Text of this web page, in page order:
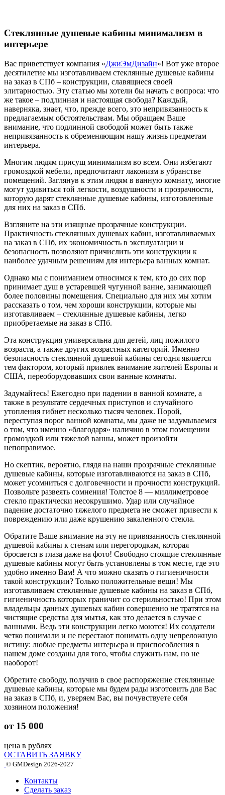
Стеклянные душевые кабины минимализм в
интерьере
Вас приветствует компания «ДжиЭмДизайн»! Вот уже второе
десятилетие мы изготавливаем стеклянные душевые кабины
на заказ в СПб – конструкции, славящиеся своей
элитарностью. Эту статью мы хотели бы начать с вопроса: что
же такое – подлинная и настоящая свобода? Каждый,
наверняка, знает, что, прежде всего, это непривязанность к
предлагаемым обстоятельствам. Мы обращаем Ваше
внимание, что подлинной свободой может быть также
непривязанность к обременяющим нашу жизнь предметам
интерьера.
Многим людям присущ минимализм во всем. Они избегают
громоздкой мебели, предпочитают лаконизм в убранстве
помещений. Заглянув к этим людям в ванную комнату, многие
могут удивиться той легкости, воздушности и прозрачности,
которую дарят стеклянные душевые кабины, изготовленные
для них на заказ в СПб.
Взгляните на эти изящные прозрачные конструкции.
Практичность стеклянных душевых кабин, изготавливаемых
на заказ в СПб, их экономичность в эксплуатации и
безопасность позволяют причислить эти конструкции к
наиболее удачным решениям для интерьера ванных комнат.
Однако мы с пониманием относимся к тем, кто до сих пор
принимает душ в устаревшей чугунной ванне, занимающей
более половины помещения. Специально для них мы хотим
рассказать о том, чем хороши конструкции, которые мы
изготавливаем – стеклянные душевые кабины, легко
приобретаемые на заказ в СПб.
Эта конструкция универсальна для детей, лиц пожилого
возраста, а также других возрастных категорий. Именно
безопасность стеклянной душевой кабины сегодня является
тем фактором, который привлек внимание жителей Европы и
США, переоборудовавших свои ванные комнаты.
Задумайтесь! Ежегодно при падении в ванной комнате, а
также в результате сердечных приступов и случайного
утопления гибнет несколько тысяч человек. Порой,
переступая порог ванной комнаты, мы даже не задумываемся
о том, что именно «благодаря» наличию в этом помещении
громоздкой или тяжелой ванны, может произойти
непоправимое.
Но скептик, вероятно, глядя на наши прозрачные стеклянные
душевые кабины, которые изготавливаются на заказ в СПб,
может усомниться с долговечности и прочности конструкций.
Позвольте развеять сомнения! Толстое 8 — миллиметровое
стекло практически несокрушимо. Удар или случайное
падение достаточно тяжелого предмета не сможет привести к
повреждению или даже крушению закаленного стекла.
Обратите Ваше внимание на эту не привязанность стеклянной
душевой кабины к стенам или перегородкам, которая
бросается в глаза даже на фото! Свободно стоящие стеклянные
душевые кабины могут быть установлены в том месте, где это
удобно именно Вам! А что можно сказать о гигиеничности
такой конструкции? Только положительные вещи! Мы
изготавливаем стеклянные душевые кабины на заказ в СПб,
гигиеничность которых граничит со стерильностью! При этом
владельцы данных душевых кабин совершенно не тратятся на
чистящие средства для мытья, как это делается в случае с
ванными. Ведь эти конструкции легко моются! Их создатели
четко понимали и не перестают понимать одну непреложную
истину: любые предметы интерьера и приспособления в
нашем доме созданы для того, чтобы служить нам, но не
наоборот!
Обретите свободу, получив в свое распоряжение стеклянные
душевые кабины, которые мы будем рады изготовить для Вас
на заказ в СПб, и, уверяем Вас, вы почувствуете себя
хозяином положения!
от 15 000
цена в рублях
ОСТАВИТЬ ЗАЯВКУ
© GMDesign 2026-2027
Контакты
Сделать заказ